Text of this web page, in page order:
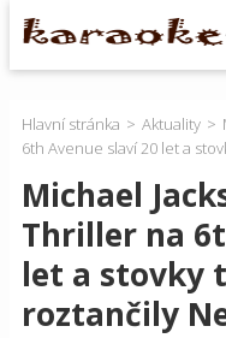
Hlavní stránka Aktuality
6th Avenue slaví 20 let a
Michael
Thriller na
let a stovky
roztančily